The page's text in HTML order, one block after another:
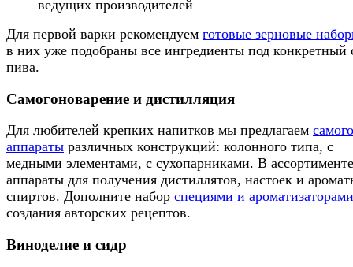
ведущих производителей
Для первой варки рекомендуем готовые зерновые
в них уже подобраны все ингредиенты под конкретный
пива.
Самогоноварение и дистилляция
Для любителей крепких напитков мы предлагаем
аппараты различных конструкций: колонного типа, с
медными элементами, с сухопарниками. В
аппараты для получения дистиллятов, настоек и
спиртов. Дополните набор специями и ароматизаторами
создания авторских рецептов.
Виноделие и сидр